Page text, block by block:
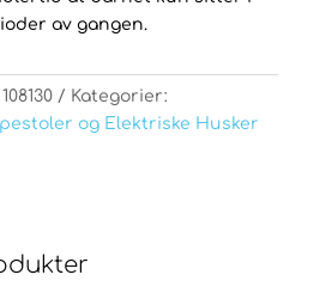
av gangen.
108130
Kategorier:
og Elektriske Husker